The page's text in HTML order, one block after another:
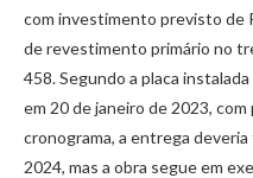
com investimento previsto de
de revestimento primário no
458. Segundo a placa
em 20 de janeiro de 2023, com
cronograma, a entrega
2024, mas a obra segue em